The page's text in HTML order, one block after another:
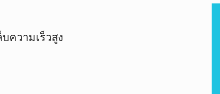
บความเร็วสูง